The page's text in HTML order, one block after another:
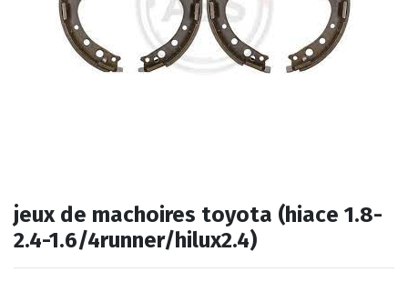
jeux de machoires toyota (hiace 1.8-
2.4-1.6/4runner/hilux2.4)